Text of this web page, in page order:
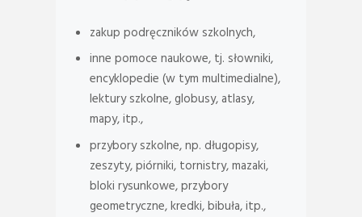
zakup podręczników szkolnych,
inne pomoce naukowe, tj. słowniki,
encyklopedie (w tym multimedialne),
lektury szkolne, globusy, atlasy,
mapy, itp.,
przybory szkolne, np. długopisy,
zeszyty, piórniki, tornistry, mazaki,
bloki rysunkowe, przybory
geometryczne, kredki, bibuła, itp.,